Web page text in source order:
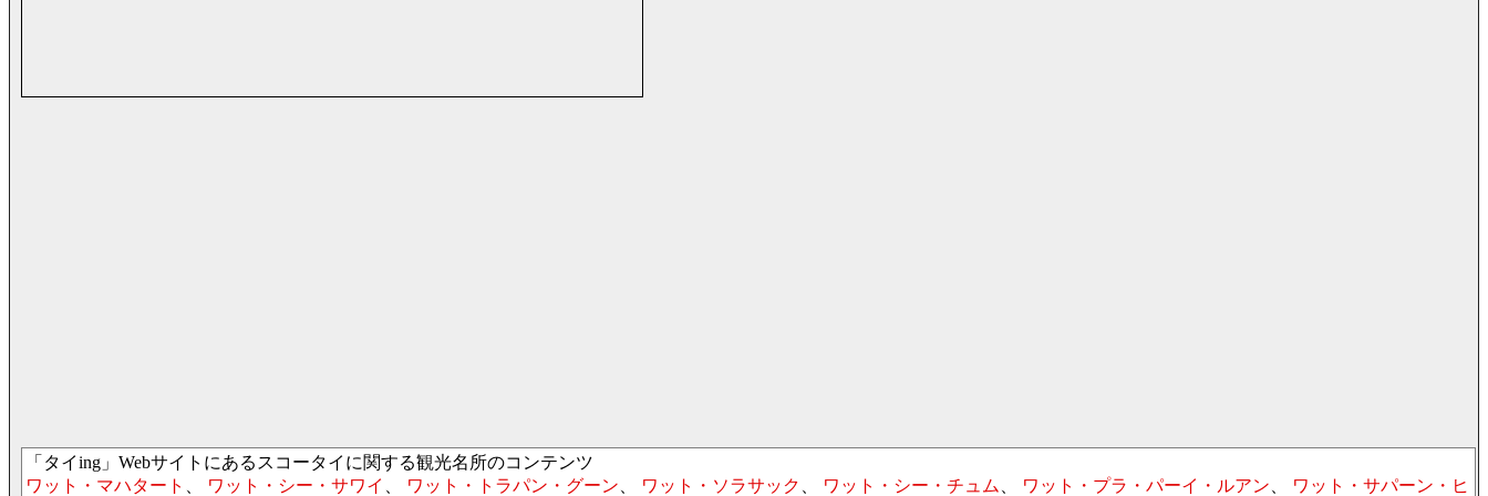
「タイing」Webサイトにあるスコータイに関する観光名所のコンテンツ
ワット・マハタート 、 ワット・シー・サワイ 、 ワット・トラパン・グーン、 ワット・ソラサック 、 ワット・シー・チュム、 ワット・プラ・パーイ・ルアン、 ワット・サパーン・ヒ